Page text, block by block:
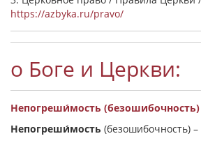
https://azbyka.ru/pravo/
о Боге и Церкви:
Непогреши́мость (безошибочность)
Непогреши́мость (безошибочность) –